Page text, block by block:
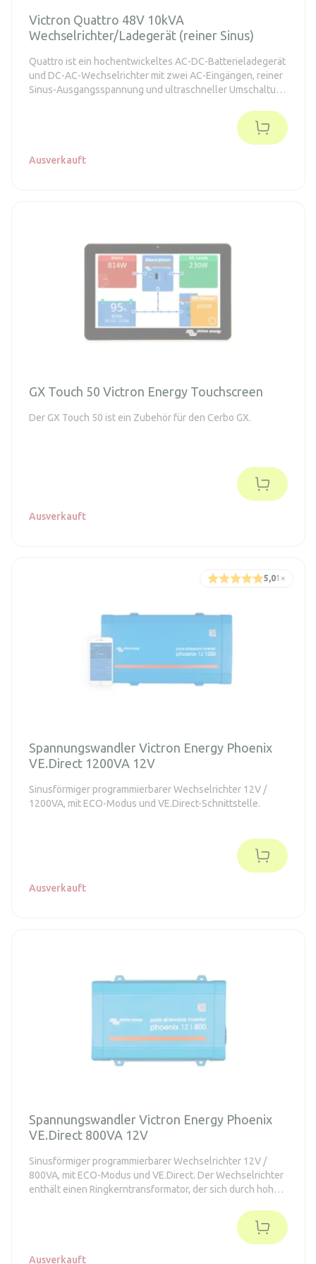
Victron Quattro 48V 10kVA
Wechselrichter/Ladegerät (reiner Sinus)
Quattro ist ein hochentwickeltes AC-DC-Batterieladegerät
und DC-AC-Wechselrichter mit zwei AC-Eingängen, reiner
Sinus-Ausgangsspannung und ultraschneller Umschaltung
Ausverkauft
GX Touch 50 Victron Energy Touchscreen
Der GX Touch 50 ist ein Zubehör für den Cerbo GX.
Ausverkauft
5,01 ×
Spannungswandler Victron Energy Phoenix
VE.Direct 1200VA 12V
Sinusförmiger programmierbarer Wechselrichter 12V /
1200VA, mit ECO-Modus und VE.Direct-Schnittstelle.
Ausverkauft
Spannungswandler Victron Energy Phoenix
VE.Direct 800VA 12V
Sinusförmiger programmierbarer Wechselrichter 12V /
800VA, mit ECO-Modus und VE.Direct. Der Wechselrichter
enthält einen Ringkerntransformator, der sich durch hohe
Ausverkauft